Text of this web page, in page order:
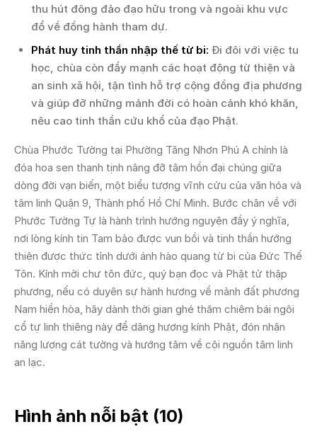
thu hút đông đảo đạo hữu trong và ngoài khu vực
đổ về đồng hành tham dự.
Phát huy tinh thần nhập thế từ bi: Đi đôi với việc tu
học, chùa còn đẩy mạnh các hoạt động từ thiện và
an sinh xã hội, tận tình hỗ trợ cộng đồng địa phương
và giúp đỡ những mảnh đời có hoàn cảnh khó khăn,
nêu cao tinh thần cứu khổ của đạo Phật.
Chùa Phước Tường tại Phường Tăng Nhơn Phú A chính là
đóa hoa sen thanh tịnh nâng đỡ tâm hồn đại chúng giữa
dòng đời vạn biến, một biểu tượng vĩnh cửu của văn hóa và
tâm linh Quận 9, Thành phố Hồ Chí Minh. Bước chân về với
Phước Tường Tự là hành trình hướng nguyện đầy ý nghĩa,
nơi lòng kính tin Tam bảo được vun bồi và tinh thần hướng
thiện được thức tỉnh dưới ánh hào quang từ bi của Đức Thế
Tôn. Kính mời chư tôn đức, quý bạn đọc và Phật tử thập
phương, nếu có duyên sự hành hương về mảnh đất phương
Nam hiền hòa, hãy dành thời gian ghé thăm chiêm bái ngôi
cổ tự linh thiêng này để dâng hương kính Phật, đón nhận
năng lượng cát tường và hướng tâm về cội nguồn tâm linh
an lạc.
Hình ảnh nỗi bật (10)